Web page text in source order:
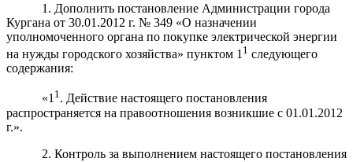
1. Дополнить постановление Администрации города
Кургана от 30.01.2012 г. № 349 «О назначении
уполномоченного органа по покупке электрической энергии
на нужды городского хозяйства» пунктом 1 1 следующего
содержания:
«11. Действие настоящего постановления
распространяется на правоотношения возникшие с 01.01.2012
г.».
2. Контроль за выполнением настоящего постановления